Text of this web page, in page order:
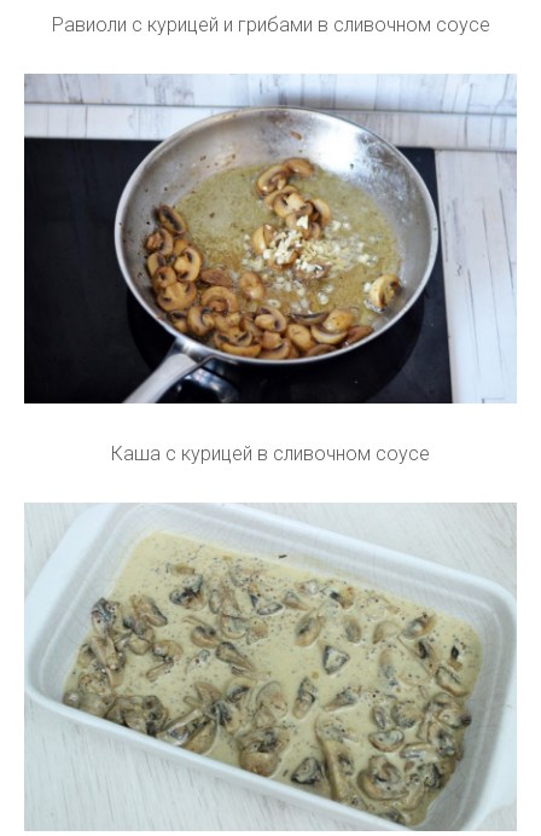
Равиоли с курицей и грибами в сливочном соусе
Каша с курицей в сливочном соусе